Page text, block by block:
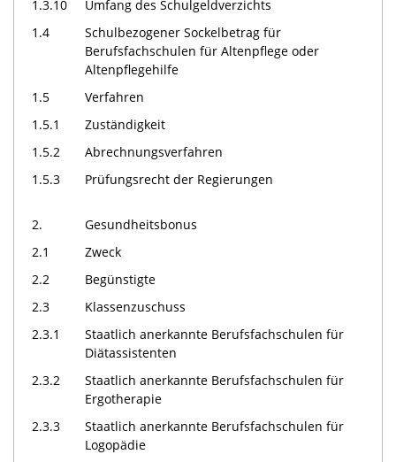
1.3.10
Umfang des Schulgeldverzichts
1.4
Schulbezogener Sockelbetrag für
Berufsfachschulen für Altenpflege oder
Altenpflegehilfe
1.5
Verfahren
1.5.1
Zuständigkeit
1.5.2
Abrechnungsverfahren
1.5.3
Prüfungsrecht der Regierungen
2.
Gesundheitsbonus
2.1
Zweck
2.2
Begünstigte
2.3
Klassenzuschuss
2.3.1
Staatlich anerkannte Berufsfachschulen für
Diätassistenten
2.3.2
Staatlich anerkannte Berufsfachschulen für
Ergotherapie
2.3.3
Staatlich anerkannte Berufsfachschulen für
Logopädie